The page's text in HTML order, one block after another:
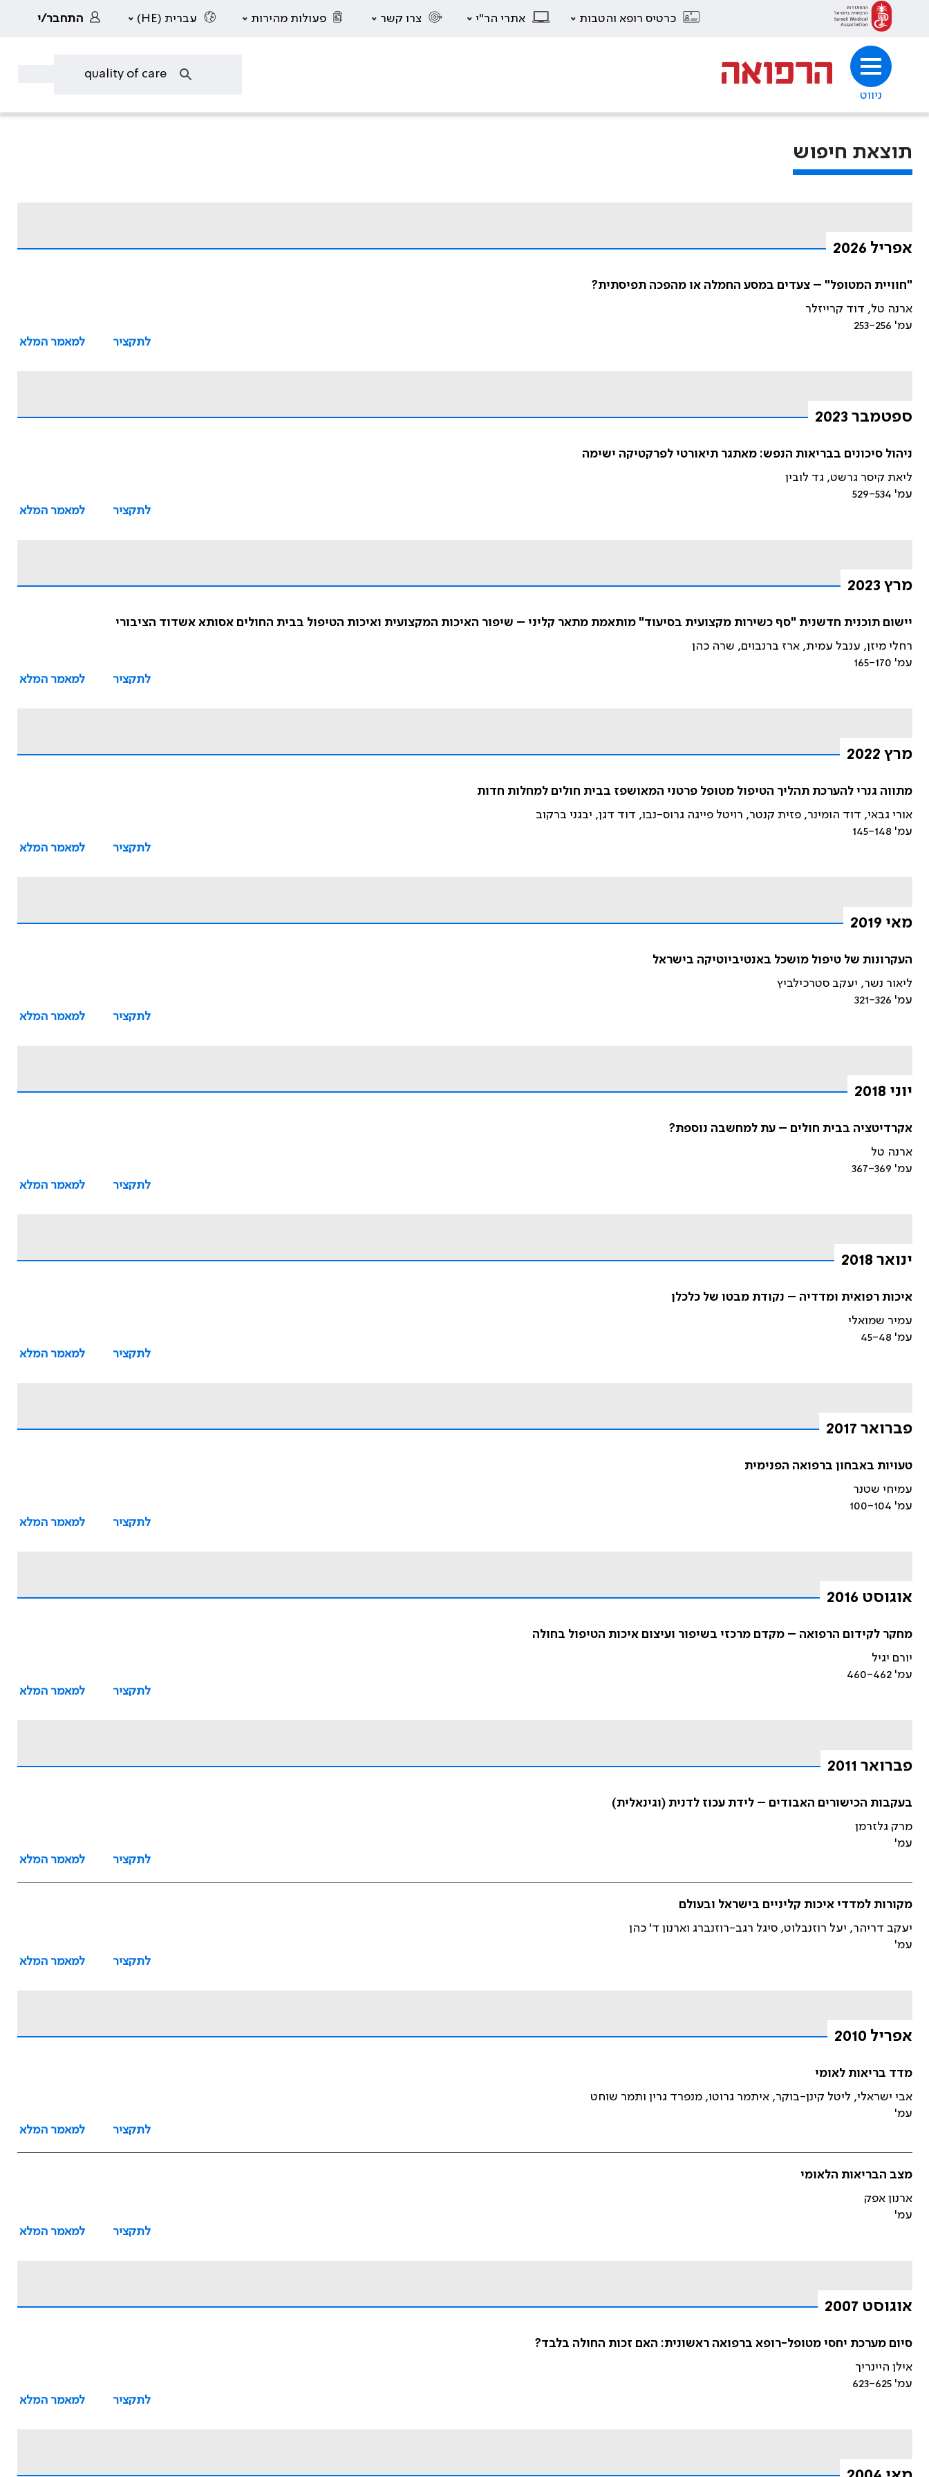
כרטיס רופא והטבות אתרי הר"י צרו קשר פעולות מהירות עברית (HE) התחבר/י
ניווט
תוצאת חיפוש
אפריל 2026
"חוויית המטופל" – צעדים במסע החמלה או מהפכה תפיסתית?
ארנה טל, דוד קרייזלר
עמ' 253-256
לתקציר
למאמר המלא
ספטמבר 2023
ניהול סיכונים בבריאות הנפש: מאתגר תיאורטי לפרקטיקה ישימה
ליאת קיסר גרשט, גד לובין
עמ' 529-534
לתקציר
למאמר המלא
מרץ 2023
יישום תוכנית חדשנית "סף כשירות מקצועית בסיעוד" מותאמת מתאר קליני – שיפור האיכות המקצועית ואיכות הטיפול בבית החולים אסותא אשדוד הציבורי
רחלי מיזן, ענבל עמית, ארז ברנבוים, שרה כהן
עמ' 165-170
לתקציר
למאמר המלא
מרץ 2022
מתווה גנרי להערכת תהליך הטיפול מטופל פרטני המאושפז בבית חולים למחלות חדות
אורי גבאי, דוד הומינר, פזית קנטר, רויטל פייגה גרוס-נבו, דוד דגן, יבגני ברקוב
עמ' 145-148
לתקציר
למאמר המלא
מאי 2019
העקרונות של טיפול מושכל באנטיביוטיקה בישראל
ליאור נשר, יעקב סטרכילביץ
עמ' 321-326
לתקציר
למאמר המלא
יוני 2018
אקרדיטציה בבית חולים – עת למחשבה נוספת?
ארנה טל
עמ' 367-369
לתקציר
למאמר המלא
ינואר 2018
איכות רפואית ומדדיה – נקודת מבטו של כלכלן
עמיר שמואלי
עמ' 45-48
לתקציר
למאמר המלא
פברואר 2017
טעויות באבחון ברפואה הפנימית
עמיחי שטנר
עמ' 100-104
לתקציר
למאמר המלא
אוגוסט 2016
מחקר לקידום הרפואה – מקדם מרכזי בשיפור ועיצום איכות הטיפול בחולה
יורם יגיל
עמ' 460-462
לתקציר
למאמר המלא
פברואר 2011
בעקבות הכישורים האבודים – לידת עכוז לדנית (וגינאלית)
מרק גלזרמן
עמ'
לתקציר
למאמר המלא
מקורות למדדי איכות קליניים בישראל ובעולם
יעקב דריהר, יעל רוזנבלוט, סיגל רגב-רוזנברג וארנון ד' כהן
עמ'
לתקציר
למאמר המלא
אפריל 2010
מדד בריאות לאומי
אבי ישראלי, ליטל קינן-בוקר, איתמר גרוטו, מנפרד גרין ותמר שוחט
עמ'
לתקציר
למאמר המלא
מצב הבריאות הלאומי
ארנון אפק
עמ'
לתקציר
למאמר המלא
אוגוסט 2007
סיום מערכת יחסי מטופל-רופא ברפואה ראשונית: האם זכות החולה בלבד?
אילן היינריך
עמ' 623-625
לתקציר
למאמר המלא